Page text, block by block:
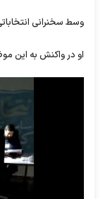
وسط سخنرانی
او در واکنش به این